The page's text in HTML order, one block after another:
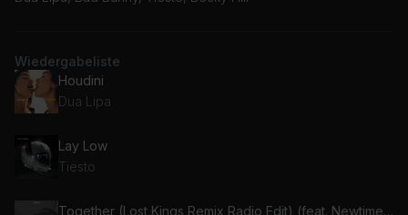
Wiedergabeliste
Houdini
Dua Lipa
Lay Low
Tiësto
Together (Lost Kings Remix Radio Edit) (feat. Newtimers)